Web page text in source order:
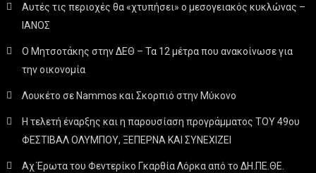
Αυτές τις περιοχές θα «χτυπήσει» ο μεσογειακός κυκλώνας –
ΙΑΝΟΣ
Ο Μητσοτάκης στην ΔΕΘ – Τα 12 μέτρα που ανακοίνωσε για
την οικονομία
Λουκέτο σε Nammos και Σκορπιό στην Μύκονο
Η τελετή έναρξης και η παρουσίαση προγράμματος ΤΟΥ 49ου
ΦΕΣΤΙΒΑΛ ΟΛΥΜΠΟΥ, ΞΕΠΕΡΝΑ ΚΑΙ ΣΥΝΕΧΙΖΕΙ
Αχ Έρωτα του Φεντερίκο Γκαρθία Λόρκα από το ΔΗ.ΠΕ.ΘΕ.